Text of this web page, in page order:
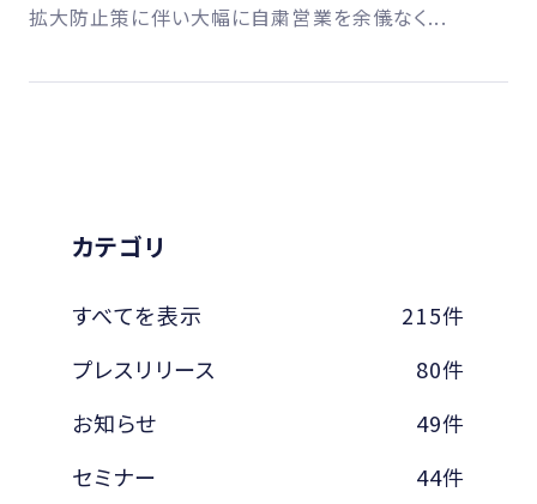
拡大防止策に伴い大幅に自粛営業を余儀なく...
カテゴリ
すべてを表示
215件
プレスリリース
80件
お知らせ
49件
セミナー
44件